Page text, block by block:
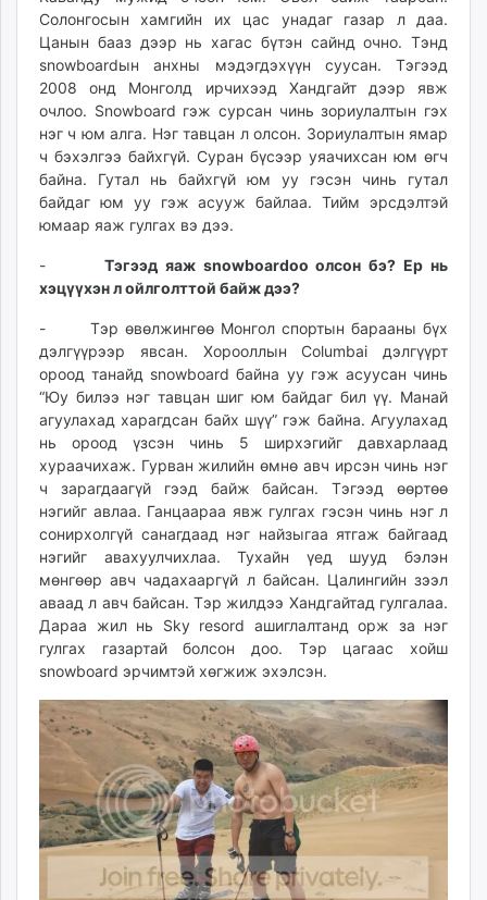
Солонгосын хамгийн их цас унадаг газар л даа.
Цанын бааз дээр нь хагас бүтэн сайнд очно. Тэнд
snowboardын анхны мэдэгдэхүүн суусан. Тэгээд
2008 онд Монголд ирчихээд Хандгайт дээр явж
очлоо. Snowboard гэж сурсан чинь зориулалтын гэх
нэг ч юм алга. Нэг тавцан л олсон. Зориулалтын ямар
ч бэхэлгээ байхгүй. Суран бүсээр уяачихсан юм өгч
байна. Гутал нь байхгүй юм уу гэсэн чинь гутал
байдаг юм уу гэж асууж байлаа. Тийм эрсдэлтэй
юмаар яаж гулгах вэ дээ.
- Тэгээд яаж snowboardoo олсон бэ? Ер нь
хэцүүхэн л ойлголттой байж дээ?
- Тэр өвөлжингөө Монгол спортын барааны бүх
дэлгүүрээр явсан. Хорооллын Columbai дэлгүүрт
ороод танайд snowboard байна уу гэж асуусан чинь
“Юу билээ нэг тавцан шиг юм байдаг бил үү. Манай
агуулахад харагдсан байх шүү” гэж байна. Агуулахад
нь ороод үзсэн чинь 5 ширхэгийг давхарлаад
хураачихаж. Гурван жилийн өмнө авч ирсэн чинь нэг
ч зарагдаагүй гээд байж байсан. Тэгээд өөртөө
нэгийг авлаа. Ганцаараа явж гулгах гэсэн чинь нэг л
сонирхолгүй санагдаад нэг найзыгаа ятгаж байгаад
нэгийг авахуулчихлаа. Тухайн үед шууд бэлэн
мөнгөөр авч чадахааргүй л байсан. Цалингийн зээл
аваад л авч байсан. Тэр жилдээ Хандгайтад гулгалаа.
Дараа жил нь Sky resord ашиглалтанд орж за нэг
гулгах газартай болсон доо. Тэр цагаас хойш
snowboard эрчимтэй хөгжиж эхэлсэн.